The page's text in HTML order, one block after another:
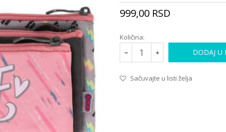
999,00 RSD
Količina:
DODAJ U
Sačuvajte u listi želja